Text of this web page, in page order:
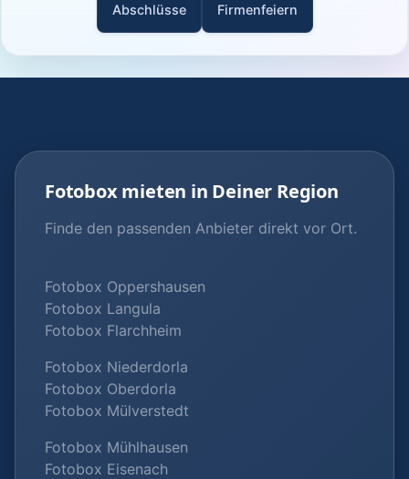
Abschlüsse Firmenfeiern
Fotobox mieten in Deiner Region
Finde den passenden Anbieter direkt vor Ort.
Fotobox Oppershausen
Fotobox Langula
Fotobox Flarchheim
Fotobox Niederdorla
Fotobox Oberdorla
Fotobox Mülverstedt
Fotobox Mühlhausen
Fotobox Eisenach